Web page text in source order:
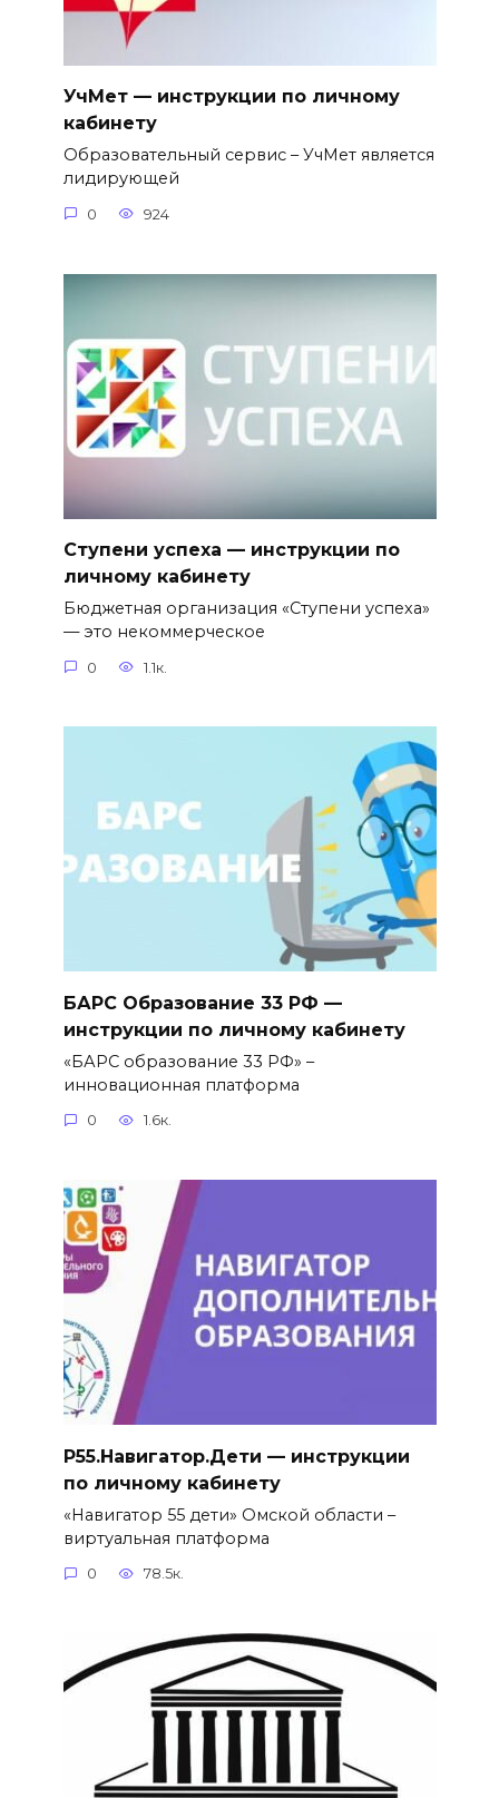
УчМет — инструкции по личному
кабинету
Образовательный сервис – УчМет является
лидирующей
0 924
Ступени успеха — инструкции по
личному кабинету
Бюджетная организация «Ступени успеха»
— это некоммерческое
0 1.1к.
БАРС Образование 33 РФ —
инструкции по личному кабинету
«БАРС образование 33 РФ» –
инновационная платформа
0 1.6к.
Р55.Навигатор.Дети — инструкции
по личному кабинету
«Навигатор 55 дети» Омской области –
виртуальная платформа
0 78.5к.